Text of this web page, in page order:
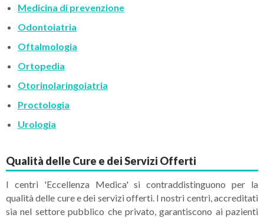
Medicina di prevenzione
Odontoiatria
Oftalmologia
Ortopedia
Otorinolaringoiatria
Proctologia
Urologia
Qualità delle Cure e dei Servizi Offerti
I centri 'Eccellenza Medica' si contraddistinguono per la
qualità delle cure e dei servizi offerti. I nostri centri, accreditati
sia nel settore pubblico che privato, garantiscono ai pazienti